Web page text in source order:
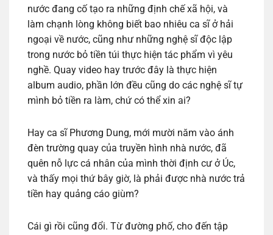
nước đang cố tạo ra những định chế xã hội, và
làm chạnh lòng không biết bao nhiêu ca sĩ ở hải
ngoại về nước, cũng như những nghệ sĩ độc lập
trong nước bỏ tiền túi thực hiện tác phẩm vì yêu
nghề. Quay video hay trước đây là thực hiện
album audio, phần lớn đều cũng do các nghệ sĩ tự
mình bỏ tiền ra làm, chứ có thể xin ai?
Hay ca sĩ Phương Dung, mới mười năm vào ánh
đèn trường quay của truyền hình nhà nước, đã
quên nỗ lực cá nhân của mình thời định cư ở Úc,
và thấy mọi thứ bây giờ, là phải được nhà nước trả
tiền hay quảng cáo giùm?
Cái gì rồi cũng đổi. Từ đường phố, cho đến tập